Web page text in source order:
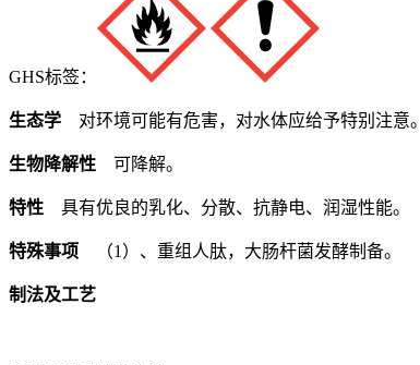
GHS标签：
生态学 对环境可能有危害，对水体应给予特别注意。
生物降解性 可降解。
特性 具有优良的乳化、分散、抗静电、润湿性能。
特殊事项 （1）、重组人肽，大肠杆菌发酵制备。
制法及工艺